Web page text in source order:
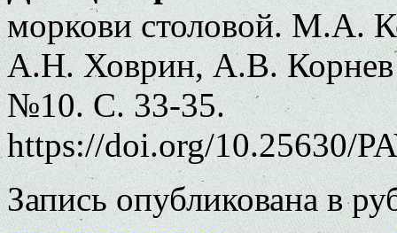
моркови столовой. М.А.
А.Н. Ховрин, А.В. Корнев
№10. С. 33-35.
https://doi.org/10.25630/
Запись опубликована в